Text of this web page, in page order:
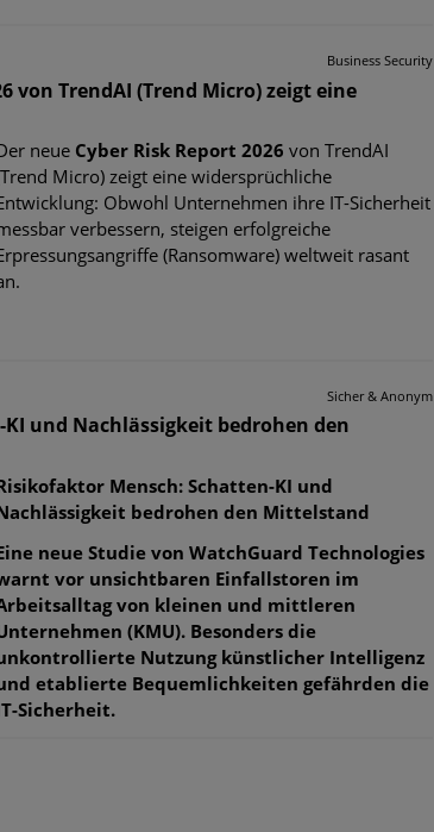
Business Security
von TrendAI (Trend Micro) zeigt eine
neue Cyber Risk Report 2026 von TrendAI
Micro) zeigt eine widersprüchliche
Obwohl Unternehmen ihre IT-Sicherheit
verbessern, steigen erfolgreiche
(Ransomware) weltweit rasant
Sicher & Anonym
und Nachlässigkeit bedrohen den
Mensch: Schatten-KI und
bedrohen den Mittelstand
neue Studie von WatchGuard Technologies
vor unsichtbaren Einfallstoren im
von kleinen und mittleren
(KMU). Besonders die
Nutzung künstlicher Intelligenz
etablierte Bequemlichkeiten gefährden die
Sicherheit.